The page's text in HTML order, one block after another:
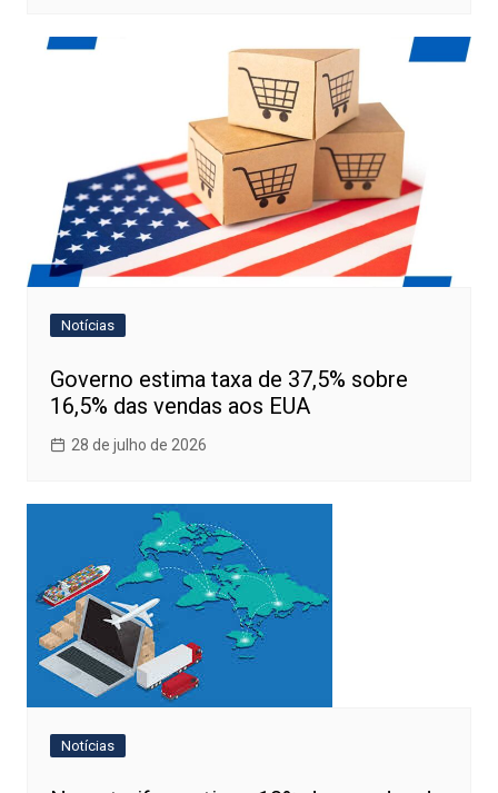
Notícias
Governo estima taxa de 37,5% sobre
16,5% das vendas aos EUA
28 de julho de 2026
Notícias